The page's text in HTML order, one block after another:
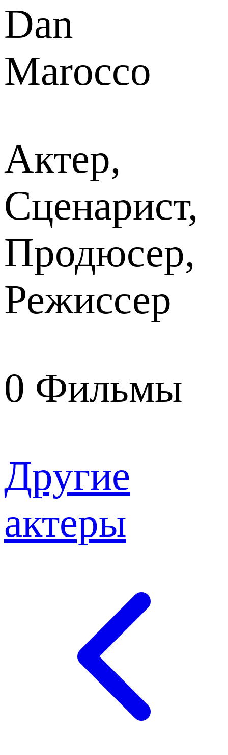
Dan
Marocco
Актер,
Сценарист,
Продюсер,
Режиссер
0 Фильмы
Другие
актеры